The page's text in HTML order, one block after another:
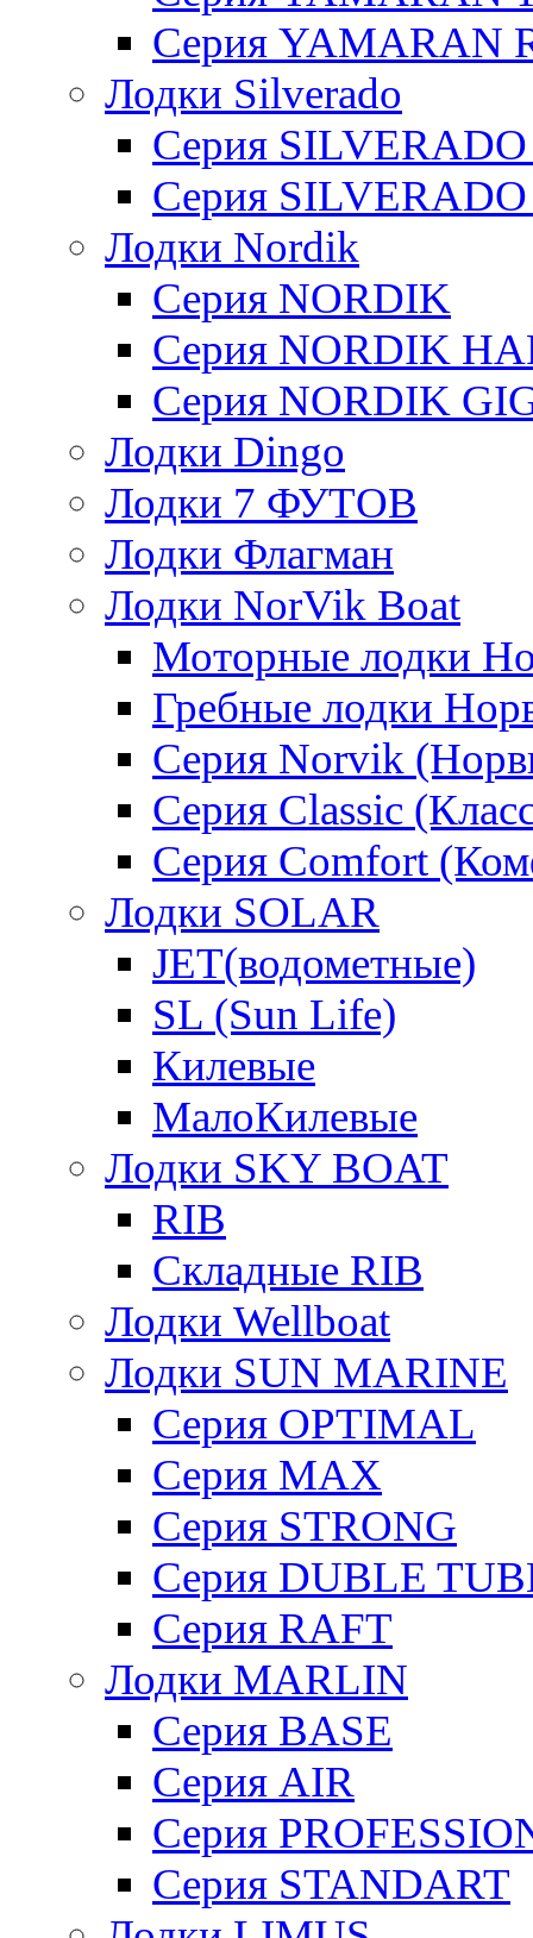
Серия YAMARAN
Лодки Silverado
Серия
Серия SILVERADO
Лодки Nordik
Серия NORDIK
Серия NORDIK
Серия NORDIK
Лодки Dingo
Лодки 7 ФУТОВ
Лодки Флагман
Лодки NorVik Boat
Моторные лодки
Гребные лодки
Серия Norvik
Серия Classic
Серия Comfort
Лодки SOLAR
JET(водометные)
SL (Sun Life)
Килевые
МалоКилевые
Лодки SKY BOAT
RIB
Складные RIB
Лодки Wellboat
Лодки SUN MARINE
Серия OPTIMAL
Cерия MAX
Cерия STRONG
Серия DUBLE
Серия RAFT
Лодки MARLIN
Серия BASE
Серия AIR
Серия
Серия STANDART